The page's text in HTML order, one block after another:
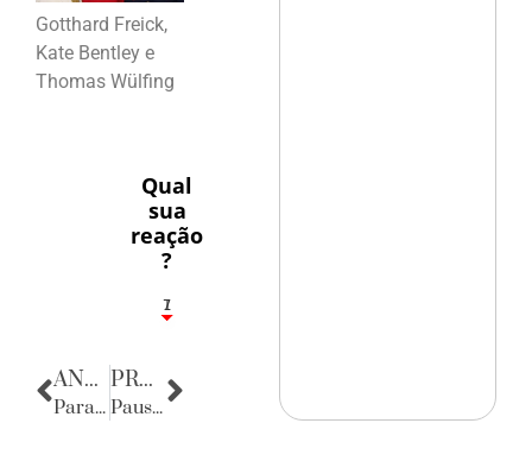
Gotthard Freick,
Kate Bentley e
Thomas Wülfing
Qual
sua
reação
?
1
7
ANTERIOR
Para Maria Isabel
PRÓXIMA
Pausa Poética